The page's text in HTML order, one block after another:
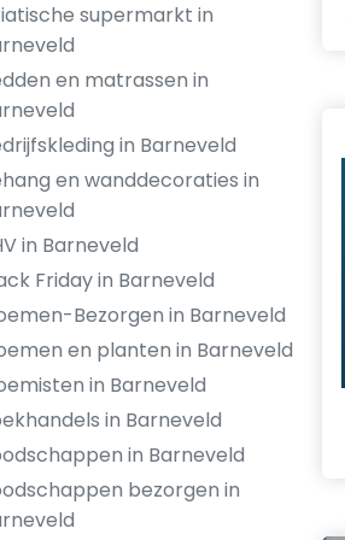
supermarkt in
en matrassen in
in Barneveld
en wanddecoraties in
in Barneveld
Friday in Barneveld
Bezorgen in Barneveld
en planten in Barneveld
in Barneveld
in Barneveld
in Barneveld
bezorgen in